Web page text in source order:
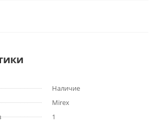
Наличие
Mirex
1